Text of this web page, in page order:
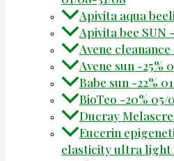
Apivita aqua
Apivita bee SUN
Avene
Avene sun -25%
Babe sun -22%
BioTeo -20% 05/
Ducray
Eucerin
elasticity ultra light